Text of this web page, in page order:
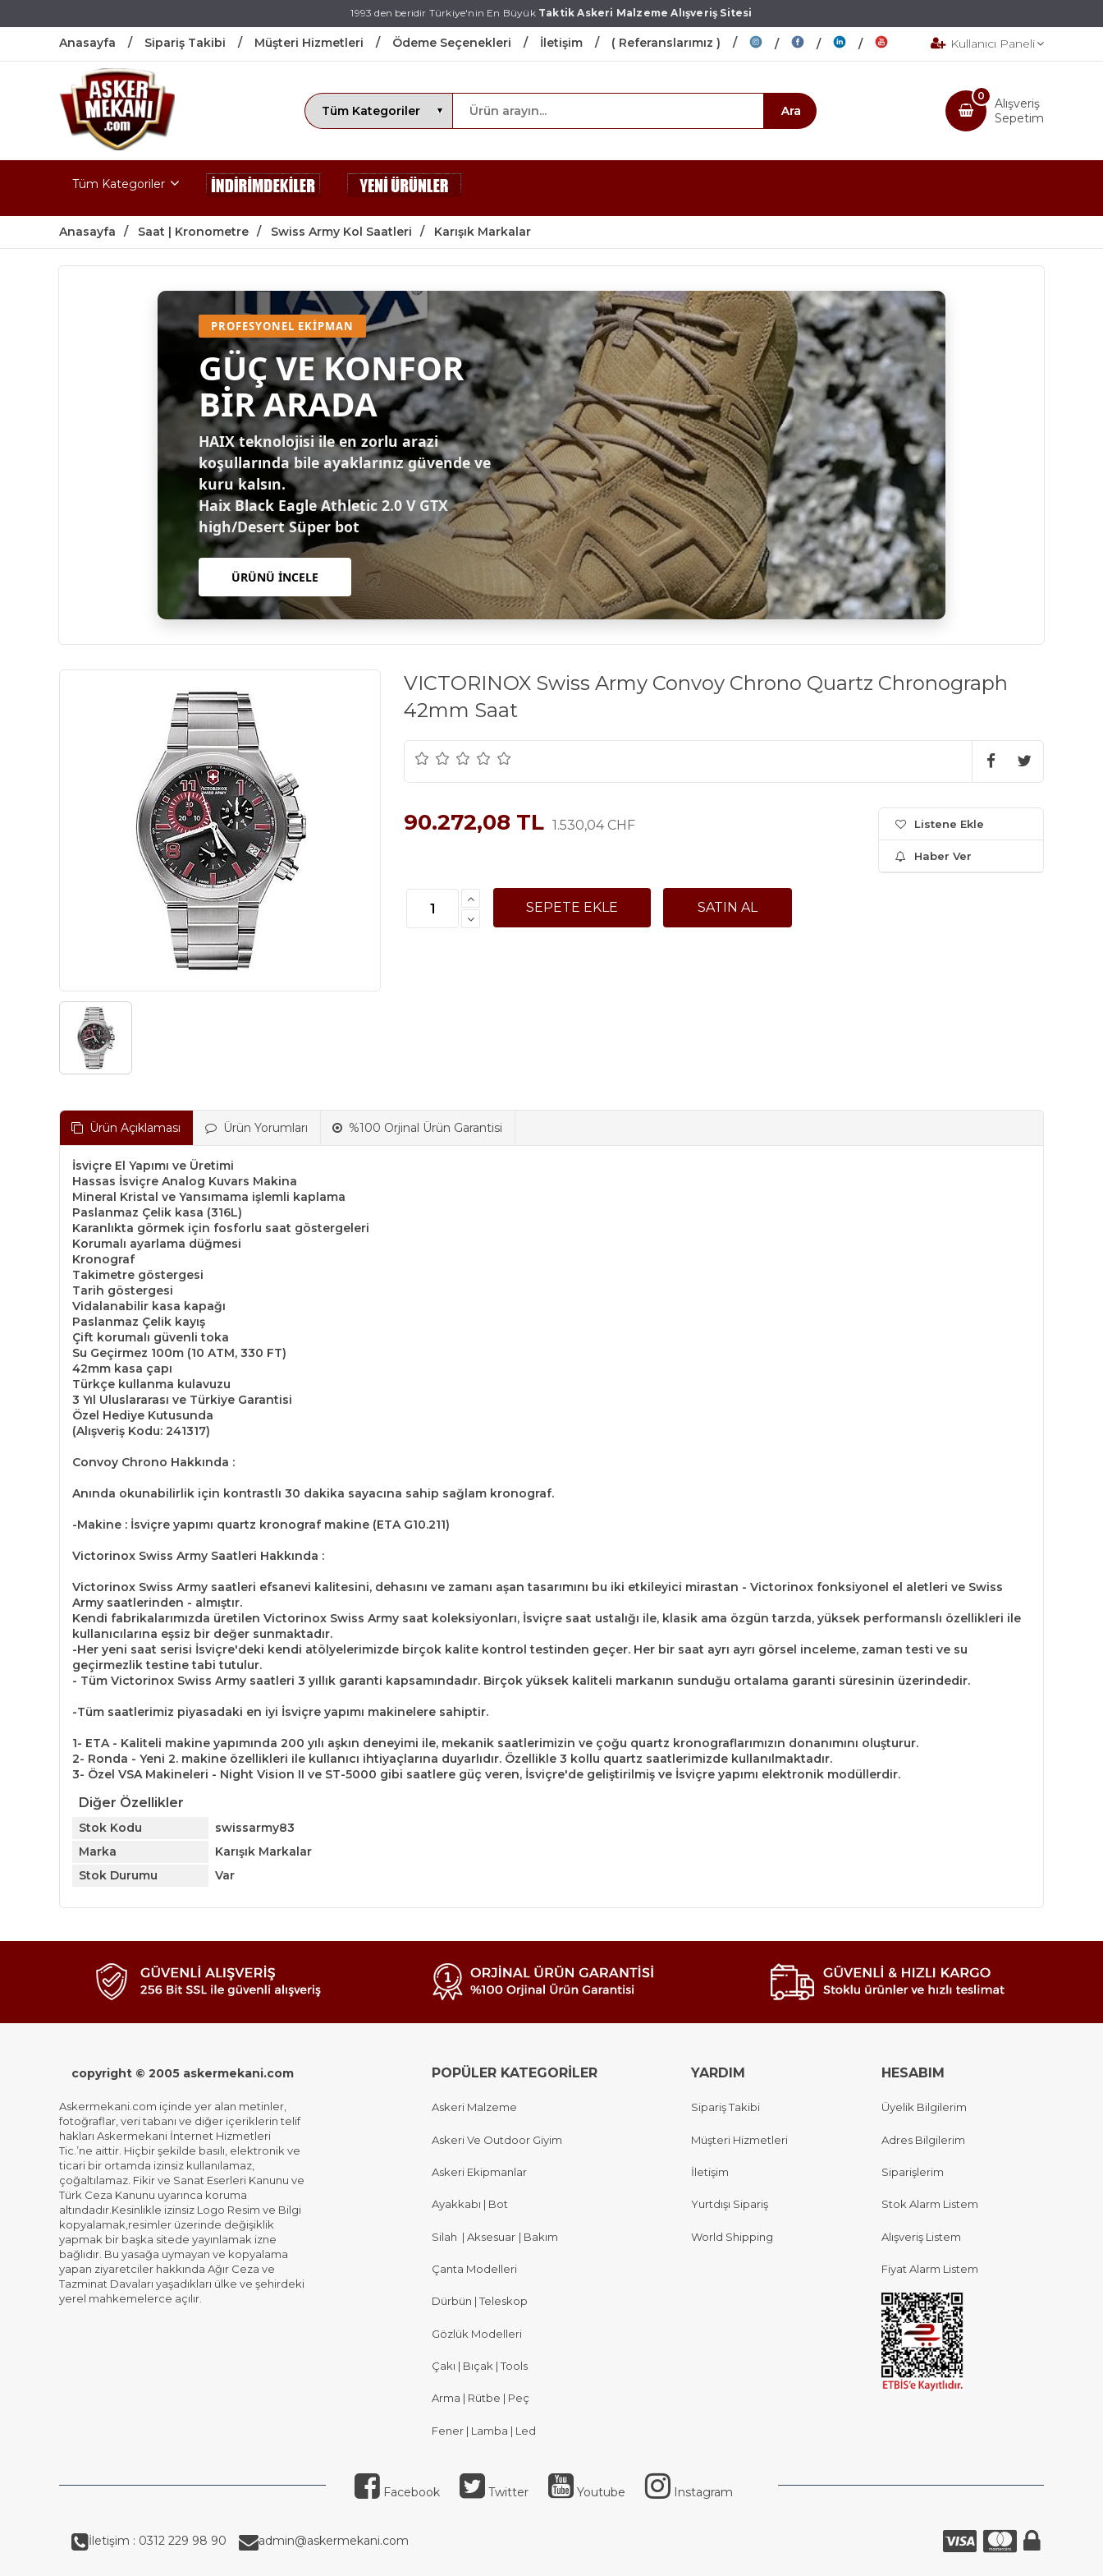
1993 den beridir Türkiye'nin En BüyükTaktik Askeri Malzeme Alışveriş Sitesi
Anasayfa Sipariş Takibi Müşteri Hizmetleri Ödeme Seçenekleri İletişim ( Referanslarımız ) Kullanıcı Paneli
Alışveriş
Sepetim
0
Tüm Kategoriler
Anasayfa Saat | Kronometre Swiss Army Kol Saatleri Karışık Markalar
PROFESYONEL EKIPMAN
GÜÇ VE KONFOR
BİR ARADA
HAIX teknolojisi ile en zorlu arazi
koşullarında bile ayaklarınız güvende ve
kuru kalsın.
Haix Black Eagle Athletic 2.0 V GTX
high/Desert Süper bot
ÜRÜNÜ İNCELE
VICTORINOX Swiss Army Convoy Chrono Quartz Chronograph
42mm Saat
90.272,08 TL 1.530,04 CHF Listene Ekle
Haber Ver
Ürün Açıklaması Ürün Yorumları %100 Orjinal Ürün Garantisi
İsviçre El Yapımı ve Üretimi
Hassas İsviçre Analog Kuvars Makina
Mineral Kristal ve Yansımama işlemli kaplama
Paslanmaz Çelik kasa (316L)
Karanlıkta görmek için fosforlu saat göstergeleri
Korumalı ayarlama düğmesi
Kronograf
Takimetre göstergesi
Tarih göstergesi
Vidalanabilir kasa kapağı
Paslanmaz Çelik kayış
Çift korumalı güvenli toka
Su Geçirmez 100m (10 ATM, 330 FT)
42mm kasa çapı
Türkçe kullanma kulavuzu
3 Yıl Uluslararası ve Türkiye Garantisi
Özel Hediye Kutusunda
(Alışveriş Kodu: 241317)
Convoy Chrono Hakkında :
Anında okunabilirlik için kontrastlı 30 dakika sayacına sahip sağlam kronograf.
-Makine : İsviçre yapımı quartz kronograf makine (ETA G10.211)
Victorinox Swiss Army Saatleri Hakkında :
Victorinox Swiss Army saatleri efsanevi kalitesini, dehasını ve zamanı aşan tasarımını bu iki etkileyici mirastan - Victorinox fonksiyonel el aletleri ve Swiss
Army saatlerinden - almıştır.
Kendi fabrikalarımızda üretilen Victorinox Swiss Army saat koleksiyonları, İsviçre saat ustalığı ile, klasik ama özgün tarzda, yüksek performanslı özellikleri ile
kullanıcılarına eşsiz bir değer sunmaktadır.
-Her yeni saat serisi İsviçre'deki kendi atölyelerimizde birçok kalite kontrol testinden geçer. Her bir saat ayrı ayrı görsel inceleme, zaman testi ve su
geçirmezlik testine tabi tutulur.
- Tüm Victorinox Swiss Army saatleri 3 yıllık garanti kapsamındadır. Birçok yüksek kaliteli markanın sunduğu ortalama garanti süresinin üzerindedir.
-Tüm saatlerimiz piyasadaki en iyi İsviçre yapımı makinelere sahiptir.
1- ETA - Kaliteli makine yapımında 200 yılı aşkın deneyimi ile, mekanik saatlerimizin ve çoğu quartz kronograflarımızın donanımını oluşturur.
2- Ronda - Yeni 2. makine özellikleri ile kullanıcı ihtiyaçlarına duyarlıdır. Özellikle 3 kollu quartz saatlerimizde kullanılmaktadır.
3- Özel VSA Makineleri - Night Vision II ve ST-5000 gibi saatlere güç veren, İsviçre'de geliştirilmiş ve İsviçre yapımı elektronik modüllerdir.
Diğer Özellikler
Stok Kodu
swissarmy83
Marka
Karışık Markalar
Stok Durumu
Var
copyright © 2005 askermekani.com
Askermekani.com içinde yer alan metinler,
fotoğraflar, veri tabanı ve diğer içeriklerin telif
hakları Askermekani İnternet Hizmetleri
Tic.’ne aittir. Hiçbir şekilde basılı, elektronik ve
ticari bir ortamda izinsiz kullanılamaz,
çoğaltılamaz. Fikir ve Sanat Eserleri Kanunu ve
Türk Ceza Kanunu uyarınca koruma
altındadır.Kesinlikle izinsiz Logo Resim ve Bilgi
kopyalamak,resimler üzerinde değişiklik
yapmak bir başka sitede yayınlamak izne
bağlıdır. Bu yasağa uymayan ve kopyalama
yapan ziyaretciler hakkında Ağır Ceza ve
Tazminat Davaları yaşadıkları ülke ve şehirdeki
yerel mahkemelerce açılır.
POPÜLER KATEGORİLER
Askeri Malzeme
Askeri Ve Outdoor Giyim
Askeri Ekipmanlar
Ayakkabı | Bot
Silah | Aksesuar | Bakım
Çanta Modelleri
Dürbün | Teleskop
Gözlük Modelleri
Çakı | Bıçak | Tools
Arma | Rütbe | Peç
Fener | Lamba | Led
YARDIM
Sipariş Takibi
Müşteri Hizmetleri
İletişim
Yurtdışı Sipariş
World Shipping
HESABIM
Üyelik Bilgilerim
Adres Bilgilerim
Siparişlerim
Stok Alarm Listem
Alışveriş Listem
Fiyat Alarm Listem
Facebook Twitter Youtube Instagram
İletişim : 0312 229 98 90 admin@askermekani.com